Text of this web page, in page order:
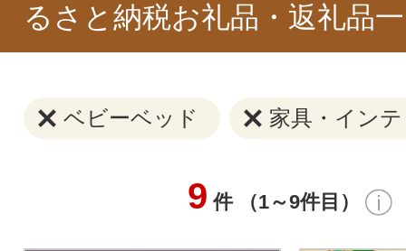
るさと納税お礼品・返礼品
ベビーベッド 家具・イン
9 件 （1～9件目）